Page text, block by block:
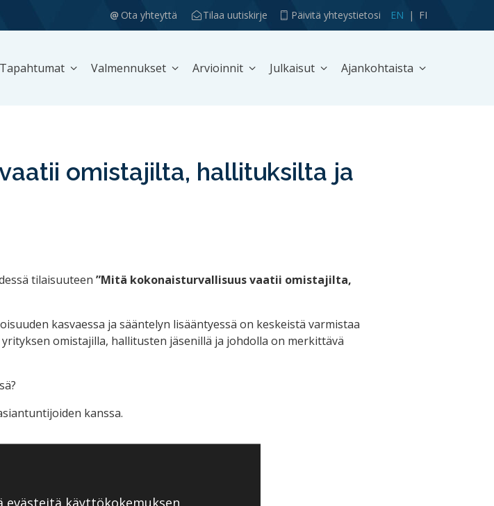
EN FI
Ota yhteyttä Tilaa uutiskirje Päivitä yhteystietosi
Tapahtumat Valmennukset Arvioinnit Julkaisut Ajankohtaista
omistajilta, hallituksilta ja
tilaisuuteen ”Mitä kokonaisturvallisuus vaatii omistajilta,
kasvaessa ja sääntelyn lisääntyessä on keskeistä varmistaa
omistajilla, hallitusten jäsenillä ja johdolla on merkittävä
kanssa.
evästeitä käyttökokemuksen